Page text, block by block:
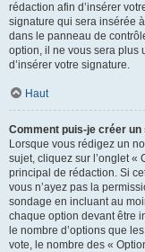
rédaction afin d’insérer
signature qui sera insérée
dans le panneau de
option, il ne vous sera plus
d’insérer votre signature.
Haut
Comment puis-je créer un
Lorsque vous rédigez un
sujet, cliquez sur l’onglet «
principal de rédaction. Si
vous n’ayez pas la
sondage en incluant au
chaque option devant être
le nombre d’options que
vote, le nombre des «